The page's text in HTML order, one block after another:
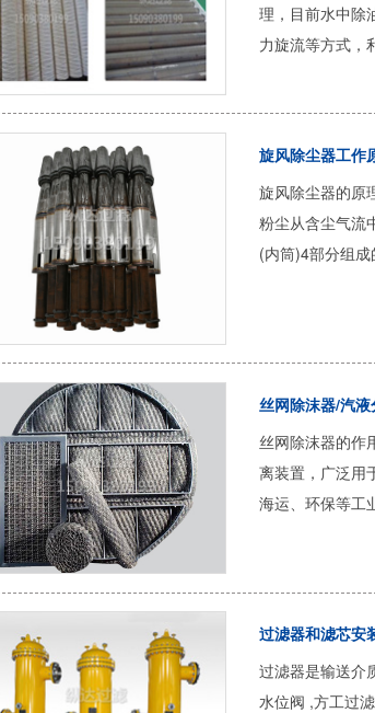
理，目前水中除
力旋流等方式，
旋风除尘器工作
旋风除尘器的原
粉尘从含尘气流
(内筒)4部分组
丝网除沫器/汽
丝网除沫器的作
离装置，广泛用
海运、环保等工
过滤器和滤芯安
过滤器是输送介
水位阀 ,方工过